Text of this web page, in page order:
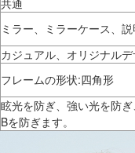
ミラー、ミラーケース、
カジュアル、オリジナル
フレームの形状:四角形
眩光を防ぎ、強い光を防
Bを防ぎます。